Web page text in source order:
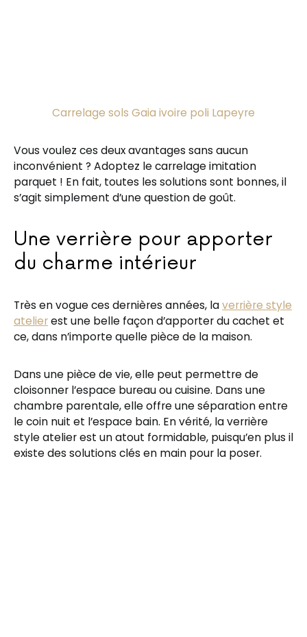
Carrelage sols Gaia ivoire poli Lapeyre
Vous voulez ces deux avantages sans aucun
inconvénient ? Adoptez le carrelage imitation
parquet ! En fait, toutes les solutions sont bonnes, il
s’agit simplement d’une question de goût.
Une verrière pour apporter
du charme intérieur
Très en vogue ces dernières années, laverrière style
atelierest une belle façon d’apporter du cachet et
ce, dans n’importe quelle pièce de la maison.
Dans une pièce de vie, elle peut permettre de
cloisonner l’espace bureau ou cuisine. Dans une
chambre parentale, elle offre une séparation entre
le coin nuit et l’espace bain. En vérité, la verrière
style atelier est un atout formidable, puisqu’en plus il
existe des solutions clés en main pour la poser.